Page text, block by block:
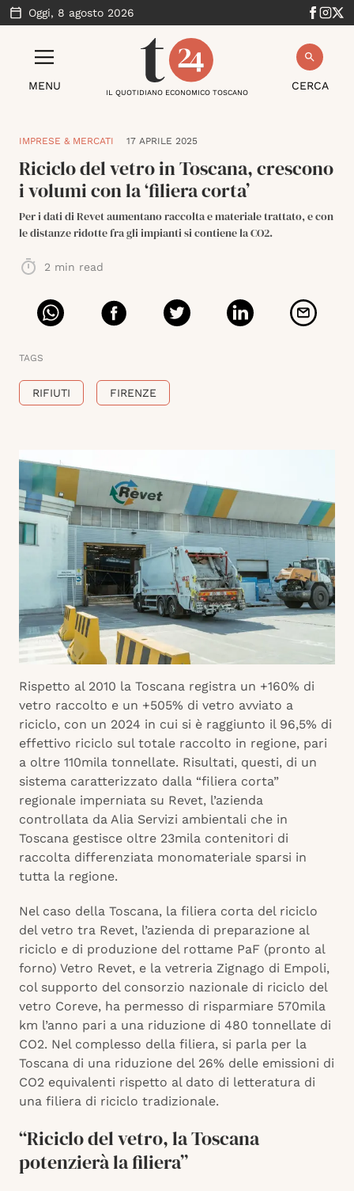
Oggi, 8 agosto 2026
MENU CERCA
IL QUOTIDIANO ECONOMICO TOSCANO
IMPRESE & MERCATI 17 APRILE 2025
Riciclo del vetro in Toscana, crescono
i volumi con la ‘filiera corta’
Per i dati di Revet aumentano raccolta e materiale trattato, e con
le distanze ridotte fra gli impianti si contiene la CO2.
2 min read
TAGS
RIFIUTI FIRENZE
Rispetto al 2010 la Toscana registra un +160% di
vetro raccolto e un +505% di vetro avviato a
riciclo, con un 2024 in cui si è raggiunto il 96,5% di
effettivo riciclo sul totale raccolto in regione, pari
a oltre 110mila tonnellate. Risultati, questi, di un
sistema caratterizzato dalla “filiera corta”
regionale imperniata su Revet, l’azienda
controllata da Alia Servizi ambientali che in
Toscana gestisce oltre 23mila contenitori di
raccolta differenziata monomateriale sparsi in
tutta la regione.
Nel caso della Toscana, la filiera corta del riciclo
del vetro tra Revet, l’azienda di preparazione al
riciclo e di produzione del rottame PaF (pronto al
forno) Vetro Revet, e la vetreria Zignago di Empoli,
col supporto del consorzio nazionale di riciclo del
vetro Coreve, ha permesso di risparmiare 570mila
km l’anno pari a una riduzione di 480 tonnellate di
CO2. Nel complesso della filiera, si parla per la
Toscana di una riduzione del 26% delle emissioni di
CO2 equivalenti rispetto al dato di letteratura di
una filiera di riciclo tradizionale.
“Riciclo del vetro, la Toscana
potenzierà la filiera”